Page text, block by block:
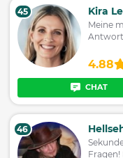
45 Kira
Meine
4.88
CHAT
46